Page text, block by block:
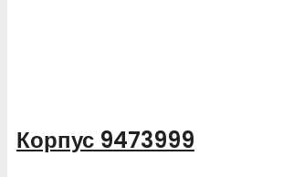
Корпус 9473999